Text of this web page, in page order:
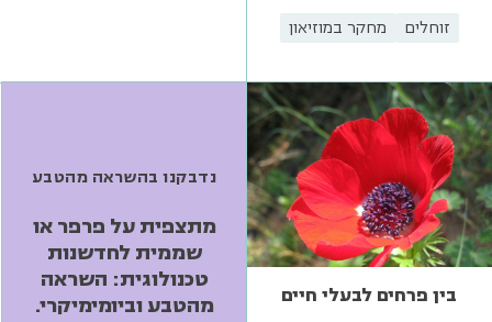
זוחלים מחקר במוזיאון
בין פרחים לבעלי חיים
נדבקנו בהשראה מהטבע
מתצפית על פרפר או
שממית לחדשנות
טכנולוגית: השראה
מהטבע וביומימיקרי.